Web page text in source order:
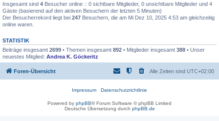
Insgesamt sind 4 Besucher online :: 0 sichtbare Mitglieder, 0 unsichtbare Mitglieder und 4
Gäste (basierend auf den aktiven Besuchern der letzten 5 Minuten)
Der Besucherrekord liegt bei 247 Besuchern, die am Mi Dez 10, 2025 4:53 am gleichzeitig
online waren.
STATISTIK
Beiträge insgesamt 2699 • Themen insgesamt 892 • Mitglieder insgesamt 388 • Unser
neuestes Mitglied: Andrea K. Göckeritz
Foren-Übersicht Alle Zeiten sind UTC+02:00
Impressum Datenschutzrichtlinie
Powered by phpBB® Forum Software © phpBB Limited
Deutsche Übersetzung durch phpBB.de